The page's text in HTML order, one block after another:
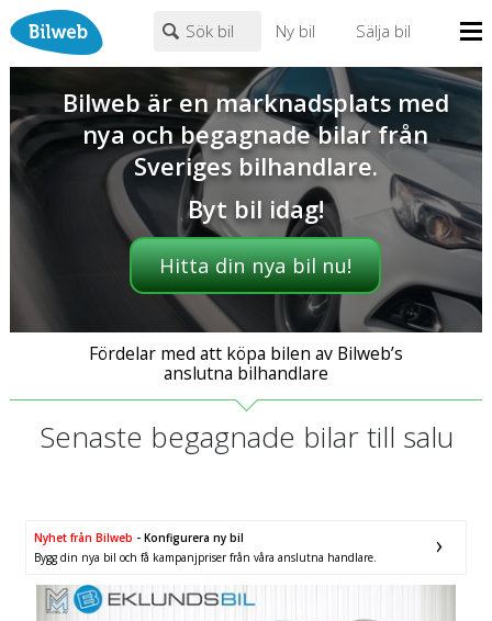
Sök bil Ny bil Sälja bil
Bilhandlare
Om oss
PERSONBIL TRANSPORT HUSBIL/HUSVAGN MC/MOPED/ATV
Märke (alla)
Endast fordon från MRF-anslutna handlare
Fritext
Volvo, Audi, Mercedes Volkswagen,BMW
0krtillmer än 500000kr
Justera priset genom att dra i knapparna
Mil från
Bilweb är en marknadsplats med
nya och begagnade bilar från
Sveriges bilhandlare.
Byt bil idag!
Hitta din nya bil nu!
Fördelar med att köpa bilen av Bilweb’s
anslutna bilhandlare
Senaste begagnade bilar till salu
Nyhet från Bilweb - Konfigurera ny bil
Bygg din nya bil och få kampanjpriser från våra anslutna handlare.